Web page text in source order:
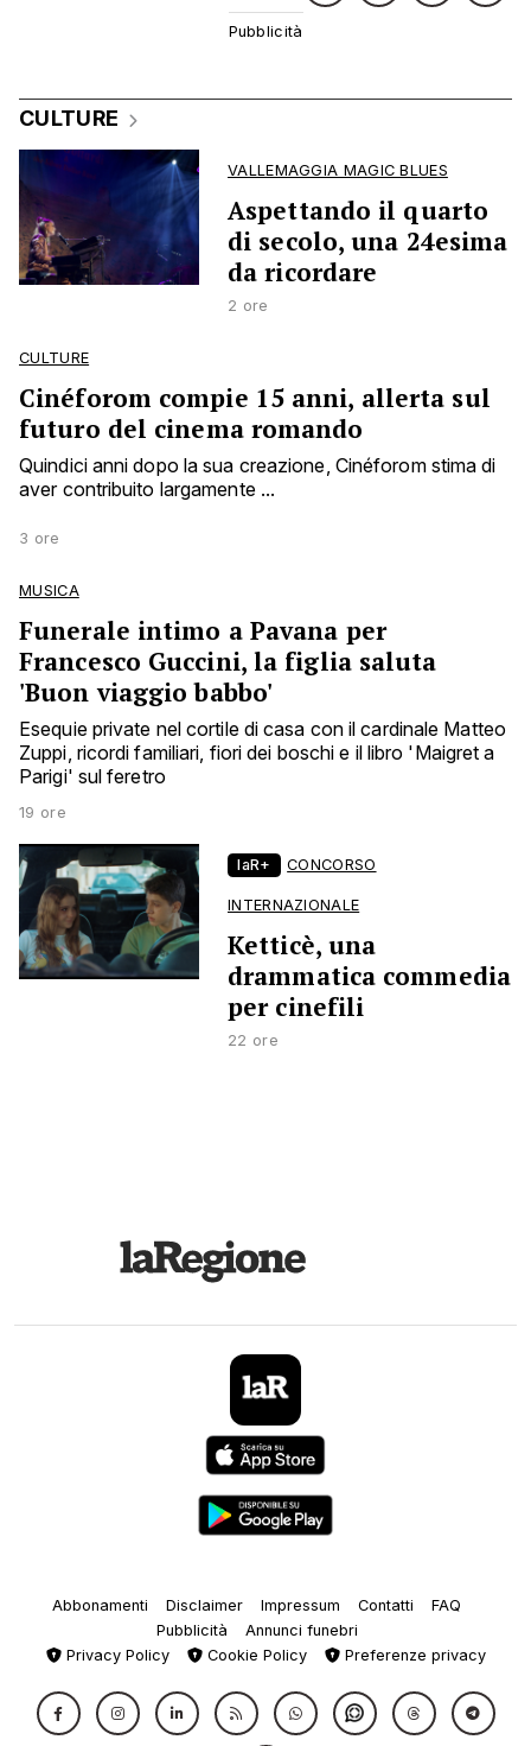
CULTURE
VALLEMAGGIA MAGIC BLUES
Aspettando il quarto
di secolo, una 24esima
da ricordare
2 ore
CULTURE
Cinéforom compie 15 anni, allerta sul
futuro del cinema romando
Quindici anni dopo la sua creazione, Cinéforom stima di
aver contribuito largamente ...
3 ore
MUSICA
Funerale intimo a Pavana per
Francesco Guccini, la figlia saluta
'Buon viaggio babbo'
Esequie private nel cortile di casa con il cardinale Matteo
Zuppi, ricordi familiari, fiori dei boschi e il libro 'Maigret a
Parigi' sul feretro
19 ore
laR+ CONCORSO
INTERNAZIONALE
Ketticè, una
drammatica commedia
per cinefili
22 ore
Abbonamenti Disclaimer Impressum Contatti
FAQ
Pubblicità
Annunci funebri
Privacy Policy
Cookie Policy Preferenze privacy